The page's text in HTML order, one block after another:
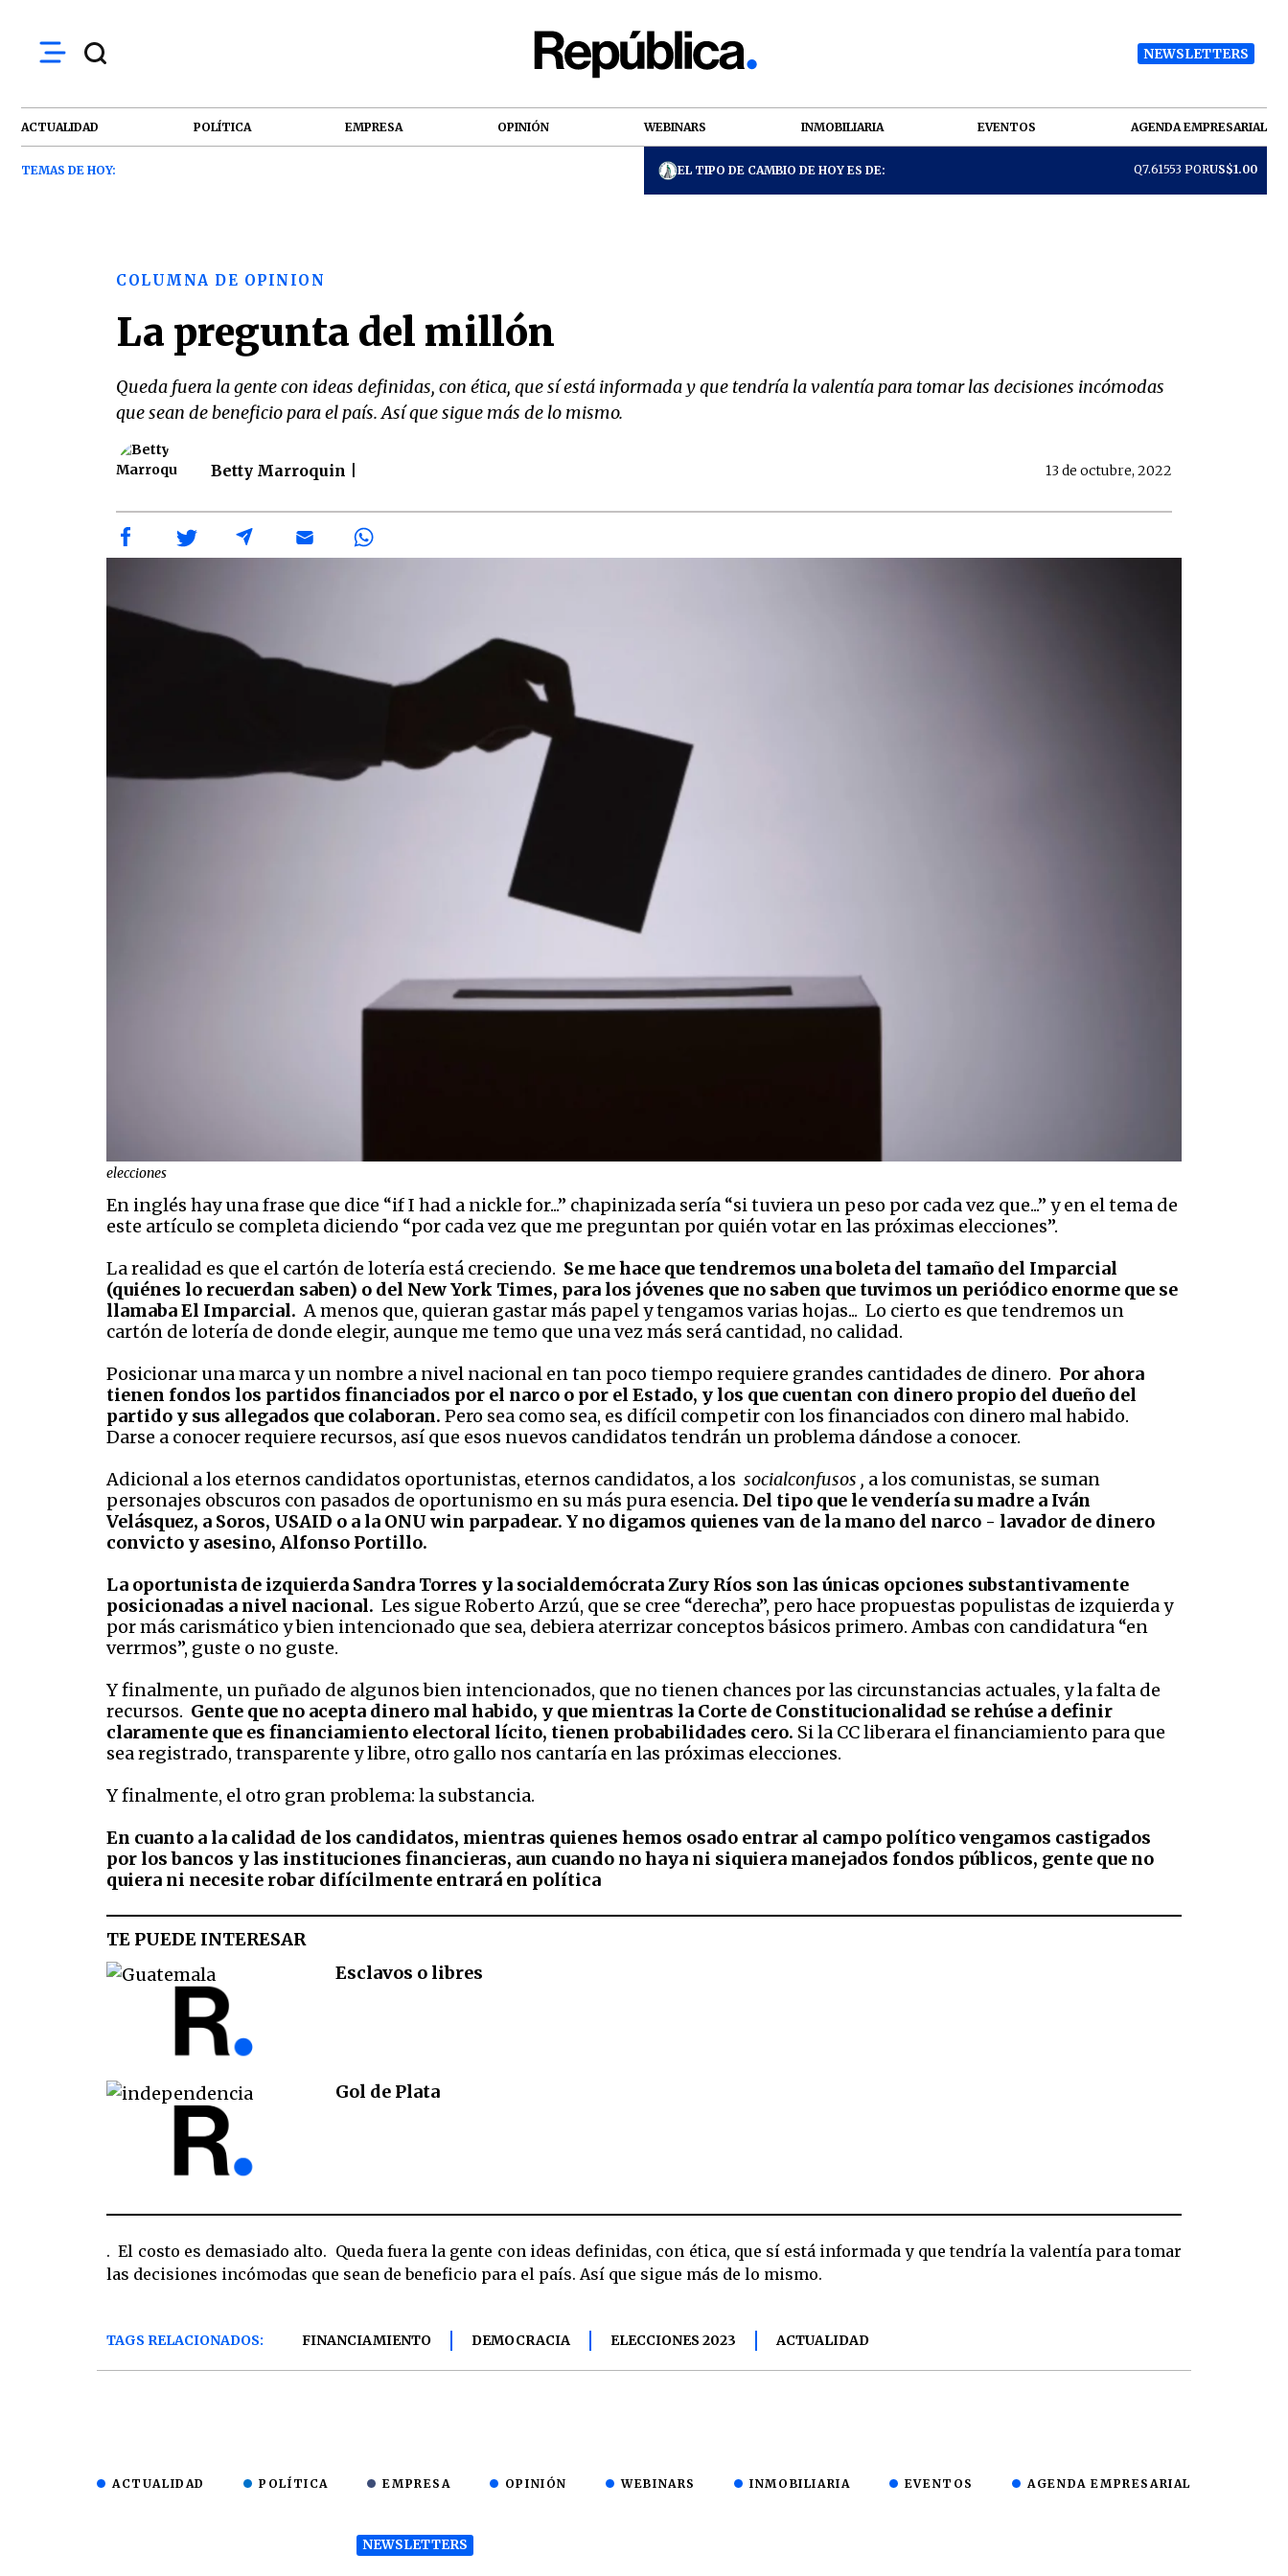
NEWSLETTERS
ACTUALIDAD POLÍTICA EMPRESA OPINIÓN WEBINARS INMOBILIARIA EVENTOS AGENDA EMPRESARIAL
TEMAS DE HOY: EL TIPO DE CAMBIO DE HOY ES DE: Q7.61553 PORUS$1.00
COLUMNA DE OPINION
La pregunta del millón
Queda fuera la gente con ideas definidas, con ética, que sí está informada y que tendría la valentía para tomar las decisiones incómodas
que sean de beneficio para el país. Así que sigue más de lo mismo.
Betty Marroquin | 13 de octubre, 2022
elecciones
En inglés hay una frase que dice “if I had a nickle for...” chapinizada sería “si tuviera un peso por cada vez que...” y en el tema de
este artículo se completa diciendo “por cada vez que me preguntan por quién votar en las próximas elecciones”.
La realidad es que el cartón de lotería está creciendo. Se me hace que tendremos una boleta del tamaño del Imparcial
(quiénes lo recuerdan saben) o del New York Times, para los jóvenes que no saben que tuvimos un periódico enorme que se
llamaba El Imparcial. A menos que, quieran gastar más papel y tengamos varias hojas... Lo cierto es que tendremos un
cartón de lotería de donde elegir, aunque me temo que una vez más será cantidad, no calidad.
Posicionar una marca y un nombre a nivel nacional en tan poco tiempo requiere grandes cantidades de dinero. Por ahora
tienen fondos los partidos financiados por el narco o por el Estado, y los que cuentan con dinero propio del dueño del
partido y sus allegados que colaboran. Pero sea como sea, es difícil competir con los financiados con dinero mal habido.
Darse a conocer requiere recursos, así que esos nuevos candidatos tendrán un problema dándose a conocer.
Adicional a los eternos candidatos oportunistas, eternos candidatos, a los socialconfusos , a los comunistas, se suman
personajes obscuros con pasados de oportunismo en su más pura esencia. Del tipo que le vendería su madre a Iván
Velásquez, a Soros, USAID o a la ONU win parpadear. Y no digamos quienes van de la mano del narco - lavador de dinero
convicto y asesino, Alfonso Portillo.
La oportunista de izquierda Sandra Torres y la socialdemócrata Zury Ríos son las únicas opciones substantivamente
posicionadas a nivel nacional. Les sigue Roberto Arzú, que se cree “derecha”, pero hace propuestas populistas de izquierda y
por más carismático y bien intencionado que sea, debiera aterrizar conceptos básicos primero. Ambas con candidatura “en
verrmos”, guste o no guste.
Y finalmente, un puñado de algunos bien intencionados, que no tienen chances por las circunstancias actuales, y la falta de
recursos. Gente que no acepta dinero mal habido, y que mientras la Corte de Constitucionalidad se rehúse a definir
claramente que es financiamiento electoral lícito, tienen probabilidades cero. Si la CC liberara el financiamiento para que
sea registrado, transparente y libre, otro gallo nos cantaría en las próximas elecciones.
Y finalmente, el otro gran problema: la substancia.
En cuanto a la calidad de los candidatos, mientras quienes hemos osado entrar al campo político vengamos castigados
por los bancos y las instituciones financieras, aun cuando no haya ni siquiera manejados fondos públicos, gente que no
quiera ni necesite robar difícilmente entrará en política
TE PUEDE INTERESAR
Esclavos o libres
Gol de Plata
. El costo es demasiado alto. Queda fuera la gente con ideas definidas, con ética, que sí está informada y que tendría la valentía para tomar
las decisiones incómodas que sean de beneficio para el país. Así que sigue más de lo mismo.
TAGS RELACIONADOS: FINANCIAMIENTO DEMOCRACIA ELECCIONES 2023 ACTUALIDAD
ACTUALIDAD POLÍTICA EMPRESA OPINIÓN WEBINARS INMOBILIARIA EVENTOS AGENDA EMPRESARIAL
NEWSLETTERS